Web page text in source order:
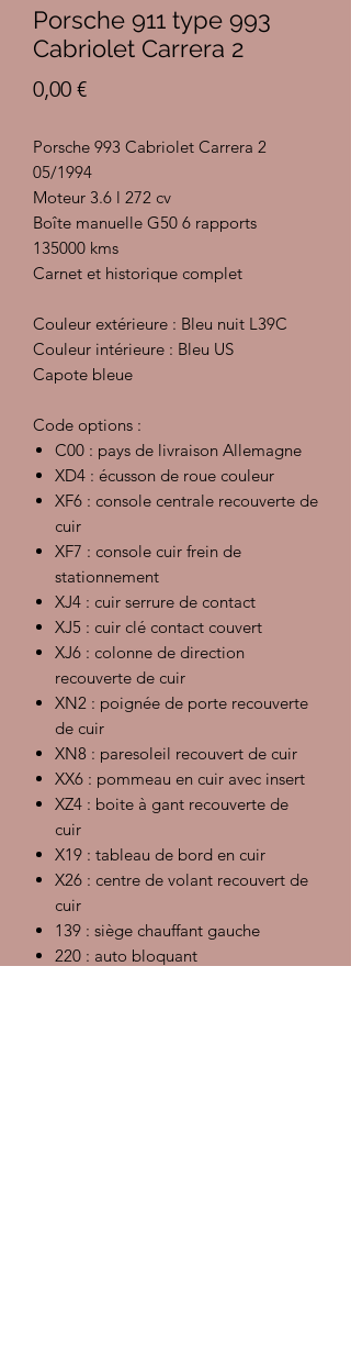
Porsche 911 type 993
Cabriolet Carrera 2
0,00 €Prix
Porsche 993 Cabriolet Carrera 2
05/1994
Moteur 3.6 l 272 cv
Boîte manuelle G50 6 rapports
135000 kms
Carnet et historique complet
Couleur extérieure : Bleu nuit L39C
Couleur intérieure : Bleu US
Capote bleue
Code options :
C00 : pays de livraison Allemagne
XD4 : écusson de roue couleur
XF6 : console centrale recouverte de
cuir
XF7 : console cuir frein de
stationnement
XJ4 : cuir serrure de contact
XJ5 : cuir clé contact couvert
XJ6 : colonne de direction
recouverte de cuir
XN2 : poignée de porte recouverte
de cuir
XN8 : paresoleil recouvert de cuir
XX6 : pommeau en cuir avec insert
XZ4 : boite à gant recouverte de
cuir
X19 : tableau de bord en cuir
X26 : centre de volant recouvert de
cuir
139 : siège chauffant gauche
220 : auto bloquant